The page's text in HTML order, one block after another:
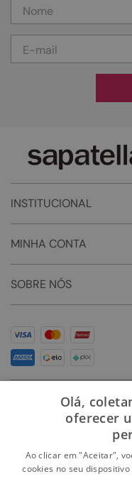
INSTITUCIONAL
MINHA CONTA
SOBRE NÓS
Olá,
oferecer
Ao clicar em "Aceitar",
cookies no seu